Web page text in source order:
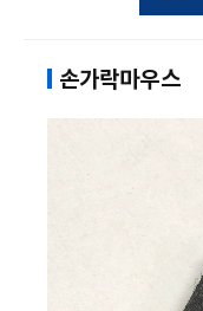
손가락마우스